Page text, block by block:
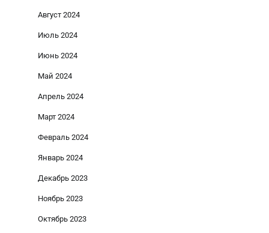
Август 2024
Июль 2024
Июнь 2024
Май 2024
Апрель 2024
Март 2024
Февраль 2024
Январь 2024
Декабрь 2023
Ноябрь 2023
Октябрь 2023